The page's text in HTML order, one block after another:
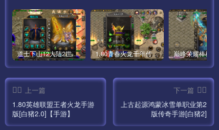
道士下山12大陆2世界僵尸传奇手游版本[白猪3] 1.80青春火龙千年传奇手游完整版[白猪5]
上一篇
1.80英雄联盟王者火龙手游
版[白猪2.0]【手游】
下一篇
上古起源鸿蒙冰雪单职业第2
版传奇手游[白猪2]